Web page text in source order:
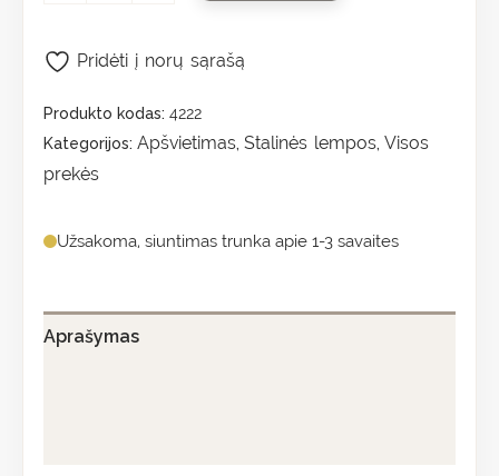
Produkto kodas: 4222
Kategorijos: Apšvietimas, Stalinės lempos, Visos
prekės
Užsakoma, siuntimas trunka apie 1-3 savaites
Pridėti į norų sąrašą
Aprašymas